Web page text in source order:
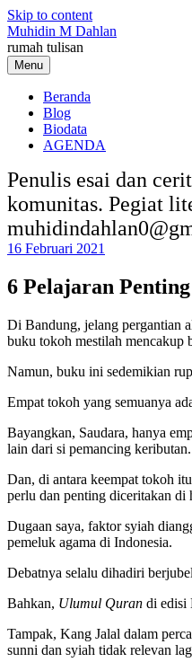
Skip to content
Muhidin M Dahlan
rumah tulisan
Menu
Beranda
Blog
Biodata
AGENDA
Penulis esai dan
komunitas. Pegiat
16 Februari 2021
6 Pelajaran
Di Bandung, jelang pergantian
buku tokoh mestilah mencakup
Namun, buku ini sedemikian
Empat tokoh yang semuanya
Bayangkan, Saudara, hanya
lain dari si pemancing keributan.
Dan, di antara keempat tokoh
perlu dan penting diceritakan di
Dugaan saya, faktor syiah
pemeluk agama di Indonesia.
Debatnya selalu dihadiri
Bahkan, Ulumul Quran di edisi
Tampak, Kang Jalal dalam
sunni dan syiah tidak relevan